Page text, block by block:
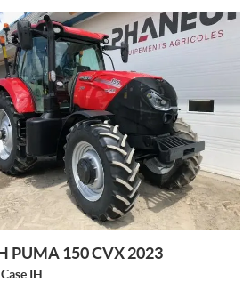
PUMA 150 CVX 2023
Case IH